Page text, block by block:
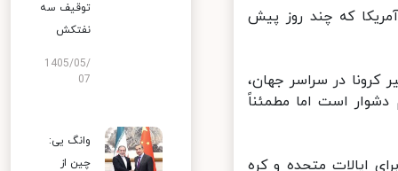
که چند روز پیش
در سراسر جهان،
است اما مطمئناً
ایالات متحده و کره
توقیف سه
نفتکش
1405/05/
07
وانگ یی:
چین از